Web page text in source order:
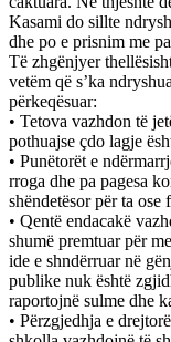
Kasami do sillte
dhe po e prisnim me
Të zhgënjyer
vetëm që s’ka
përkeqësuar:
• Tetova vazhdon të
pothuajse çdo lagje
• Punëtorët e
rroga dhe pa pagesa
shëndetësor për ta ose
• Qentë endacakë
shumë premtuar për
ide e shndërruar në
publike nuk është
raportojnë sulme dhe
• Përzgjedhja e